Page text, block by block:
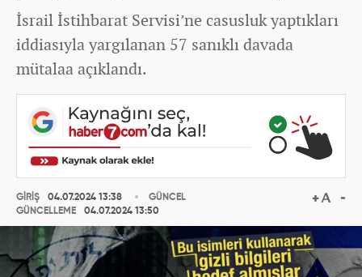
İsrail İstihbarat Servisi’ne casusluk yaptıkları
iddiasıyla yargılanan 57 sanıklı davada
mütalaa açıklandı.
GİRİŞ
04.07.2024 13:38
GÜNCELLEME
04.07.2024 13:50
GÜNCEL